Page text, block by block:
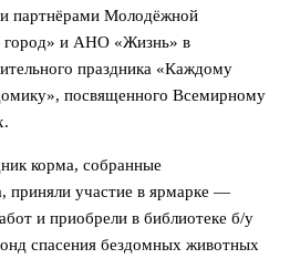
партнёрами Молодёжной
город» и АНО «Жизнь» в
праздника «Каждому
посвященного Всемирному
корма, собранные
приняли участие в ярмарке —
и приобрели в библиотеке б/у
спасения бездомных животных